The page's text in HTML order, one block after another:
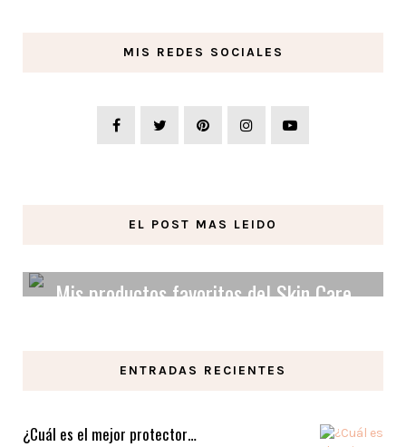
MIS REDES SOCIALES
EL POST MAS LEIDO
Mis productos favoritos del Skin Care
LEER MAS
ENTRADAS RECIENTES
¿Cuál es el mejor protector…